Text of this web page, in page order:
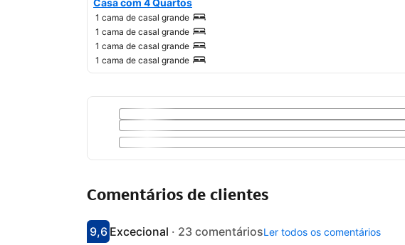
Casa com 4 Quartos
1 cama de casal grande
1 cama de casal grande
1 cama de casal grande
1 cama de casal grande
Comentários de clientes
Pontuado com 9.6
9,6
Avaliado como excecional
Excecional · 23 comentáriosLer todos os comentários